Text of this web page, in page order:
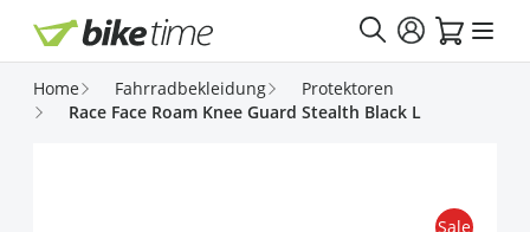
Direkt zum Inhalt
Home Fahrradbekleidung
Protektoren
Race Face Roam Knee Guard Stealth Black L
Sale